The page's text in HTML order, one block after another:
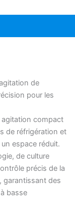
de
pour les
agitation compact
de réfrigération et
espace réduit.
de culture
précis de la
, garantissant des
basse